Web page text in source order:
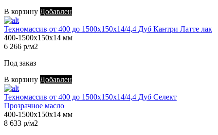
В корзину Добавлен
Техномассив от 400 до 1500х150х14/4,4 Дуб Кантри Латте лак
400-1500х150х14 мм
6 266 р/м2
Под заказ
В корзину Добавлен
Техномассив от 400 до 1500х150х14/4,4 Дуб Селект
Прозрачное масло
400-1500х150х14 мм
8 633 р/м2